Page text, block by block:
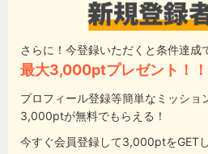
さらに！今登録いただくと条件達成
最大3,000ptプレゼント！！
プロフィール登録等簡単なミッショ
3,000ptが無料でもらえる！
今すぐ会員登録して3,000ptをGET